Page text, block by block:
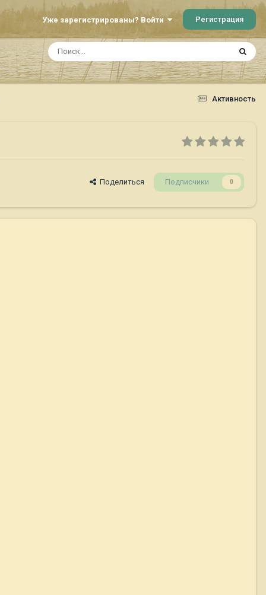
Уже зарегистрированы? Войти Регистрация
Активность
Поделиться Подписчики 0